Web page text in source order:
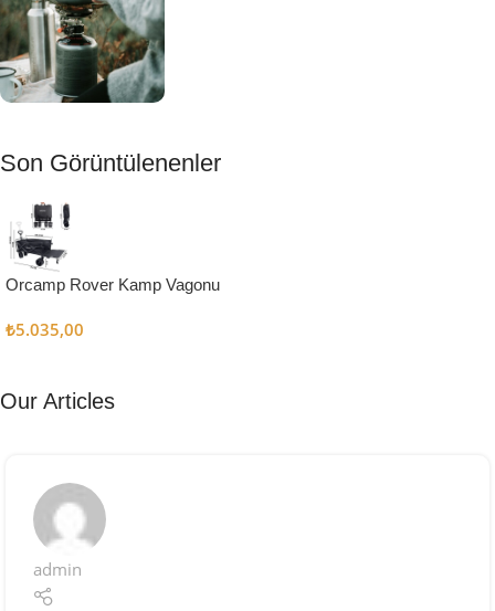
Muftağı
Kampçı
Şefler İçin
Keşfet
Son Görüntülenenler
Orcamp Rover Kamp Vagonu
₺5.035,00
Our Articles
admin